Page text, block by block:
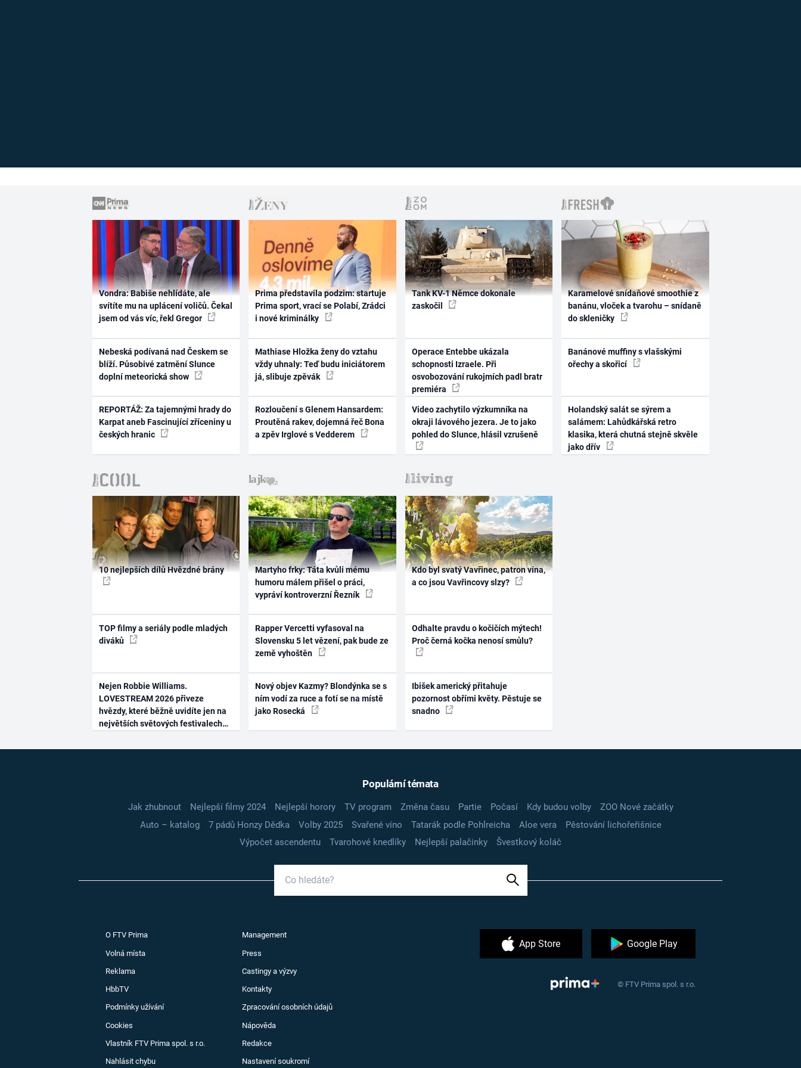
Vondra: Babiše nehlídáte, ale
svítíte mu na uplácení voličů. Čekal
jsem od vás víc, řekl Gregor
Nebeská podívaná nad Českem se
blíží. Působivé zatmění Slunce
doplní meteorická show
REPORTÁŽ: Za tajemnými hrady do
Karpat aneb Fascinující zříceniny u
českých hranic
Prima představila podzim: startuje
Prima sport, vrací se Polabí, Zrádci
i nové kriminálky
Mathiase Hložka ženy do vztahu
vždy uhnaly: Teď budu iniciátorem
já, slibuje zpěvák
Rozloučení s Glenem Hansardem:
Proutěná rakev, dojemná řeč Bona
a zpěv Irglové s Vedderem
Tank KV-1 Němce dokonale
zaskočil
Operace Entebbe ukázala
schopnosti Izraele. Při
osvobozování rukojmích padl bratr
premiéra
Video zachytilo výzkumníka na
okraji lávového jezera. Je to jako
pohled do Slunce, hlásil vzrušeně
Karamelové snídaňové smoothie z
banánu, vloček a tvarohu – snídaně
do skleničky
Banánové muffiny s vlašskými
ořechy a skořicí
Holandský salát se sýrem a
salámem: Lahůdkářská retro
klasika, která chutná stejně skvěle
jako dřív
10 nejlepších dílů Hvězdné brány
TOP filmy a seriály podle mladých
diváků
Nejen Robbie Williams.
LOVESTREAM 2026 přiveze
hvězdy, které běžně uvidíte jen na
největších světových festivalech
Martyho frky: Táta kvůli mému
humoru málem přišel o práci,
vypráví kontroverzní Řezník
Rapper Vercetti vyfasoval na
Slovensku 5 let vězení, pak bude ze
země vyhoštěn
Nový objev Kazmy? Blondýnka se s
ním vodí za ruce a fotí se na místě
jako Rosecká
Kdo byl svatý Vavřinec, patron vína,
a co jsou Vavřincovy slzy?
Odhalte pravdu o kočičích mýtech!
Proč černá kočka nenosí smůlu?
Ibišek americký přitahuje
pozornost obřími květy. Pěstuje se
snadno
Populární témata
Jak zhubnout Nejlepší filmy 2024 Nejlepší horory TV program Změna času Partie Počasí Kdy budou volby
ZOO Nové začátky
Auto – katalog
7 pádů Honzy Dědka Volby 2025 Svařené víno Tatarák podle Pohlreicha Aloe vera
Pěstování lichořeřišnice
Výpočet ascendentu
Tvarohové knedlíky Nejlepší palačinky Švestkový koláč
O FTV Prima Management
Volná místa Press
Reklama Castingy a výzvy
HbbTV Kontakty
Podmínky užívání Zpracování osobních údajů
Cookies Nápověda
Vlastník FTV Prima spol. s r.o. Redakce
Nahlásit chybu Nastavení soukromí
App Store Google Play
© FTV Prima spol. s r.o.